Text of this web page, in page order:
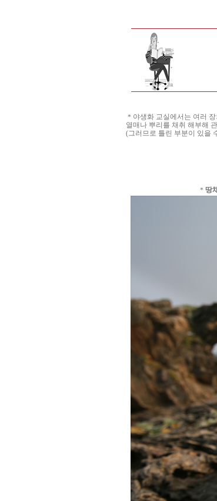
＊야생화 교실에서는 여러
열매나 뿌리를 채취 해부해
(그러므로 틀린 부분이 있을
＊ 땅